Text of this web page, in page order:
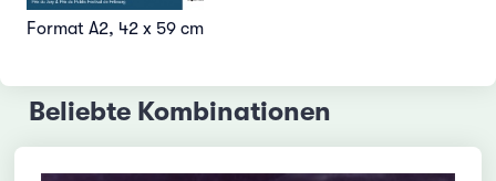
Format A2, 42 x 59 cm
Beliebte Kombinationen